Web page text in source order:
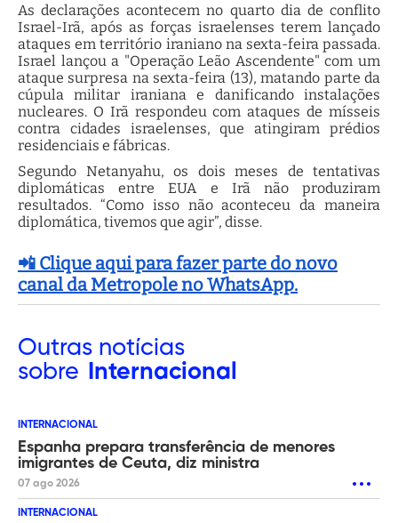
As declarações acontecem no quarto dia de conflito
Israel-Irã, após as forças israelenses terem lançado
ataques em território iraniano na sexta-feira passada.
Israel lançou a "Operação Leão Ascendente" com um
ataque surpresa na sexta-feira (13), matando parte da
cúpula militar iraniana e danificando instalações
nucleares. O Irã respondeu com ataques de mísseis
contra cidades israelenses, que atingiram prédios
residenciais e fábricas.
Segundo Netanyahu, os dois meses de tentativas
diplomáticas entre EUA e Irã não produziram
resultados. “Como isso não aconteceu da maneira
diplomática, tivemos que agir”, disse.
📲 Clique aqui para fazer parte do novo
canal da Metropole no WhatsApp.
Outras notícias
sobre
Internacional
INTERNACIONAL
Espanha prepara transferência de menores
imigrantes de Ceuta, diz ministra
07 ago 2026
INTERNACIONAL